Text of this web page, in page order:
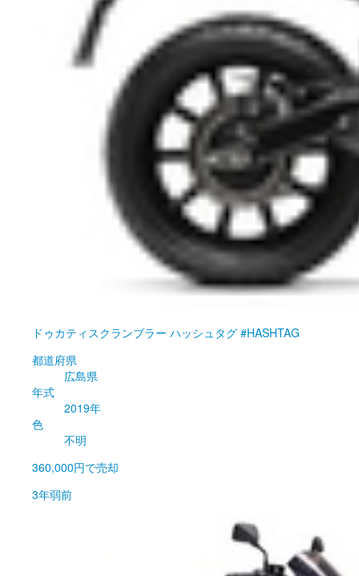
ドゥカティ スクランブラー ハッシュタグ #HASHTAG
都道府県
広島県
年式
2019年
色
不明
360,000円で売却
3年弱前